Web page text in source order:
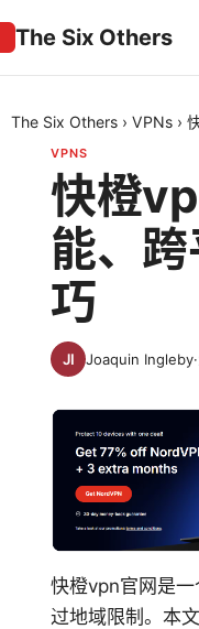
The Six Others
The Six Others › VPNs ›
VPNS
快橙
能、
巧
Joaquin Ingleby·
快橙vpn官网是
过地域限制。本